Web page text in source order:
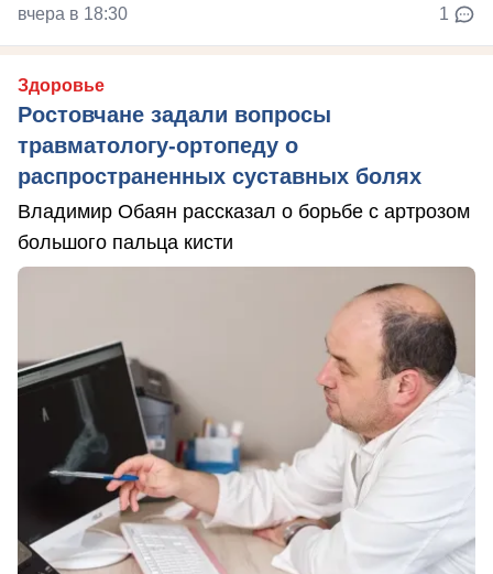
вчера в 18:30 1
Здоровье
Ростовчане задали вопросы
травматологу-ортопеду о
распространенных суставных болях
Владимир Обаян рассказал о борьбе с артрозом
большого пальца кисти